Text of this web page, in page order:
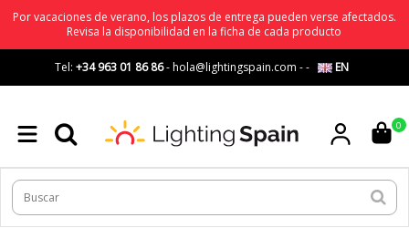
Por vacaciones de verano, los plazos de entrega pueden verse afectados.
Revisa la disponibilidad en la ficha de cada producto
Tel: +34 963 01 86 86-hola@lightingspain.com -- EN
0